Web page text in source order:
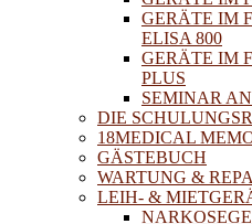
GERÄTE IM
ELISA 800
GERÄTE IM
PLUS
SEMINAR
DIE
18MEDICAL
GÄSTEBUCH
WARTUNG &
LEIH- &